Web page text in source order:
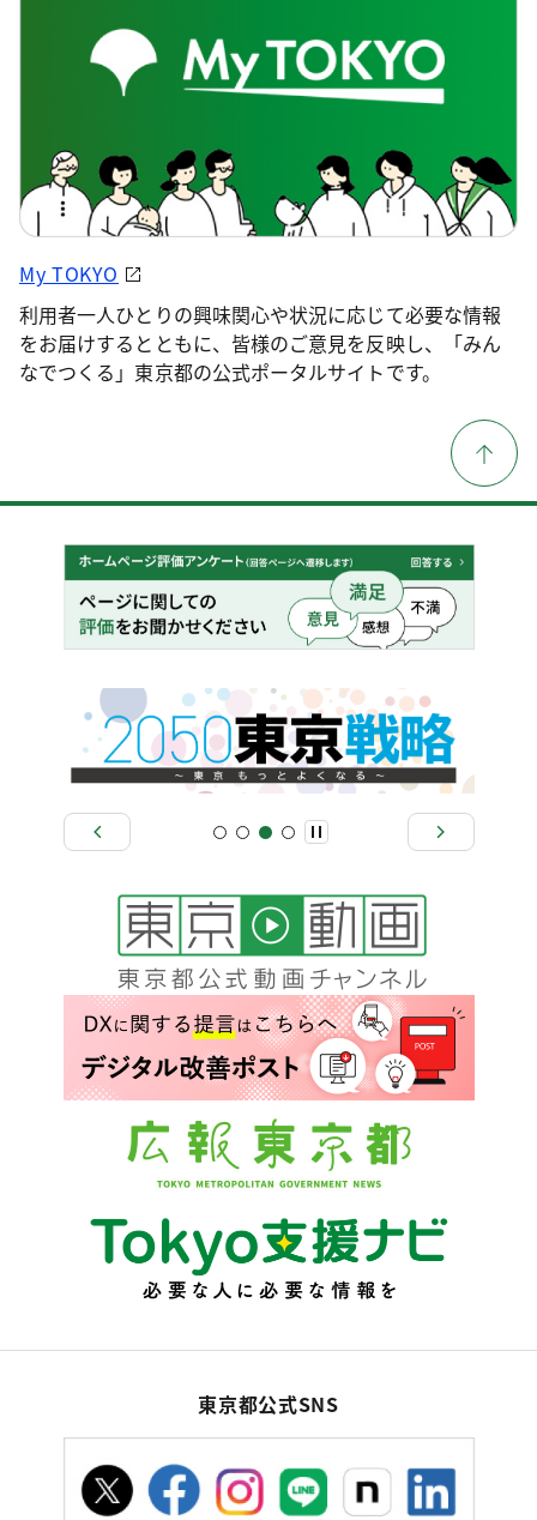
My TOKYO
利用者一人ひとりの興味関心や状況に応じて必要な情報
をお届けするとともに、皆様のご意見を反映し、「みん
なでつくる」東京都の公式ポータルサイトです。
東京都公式SNS